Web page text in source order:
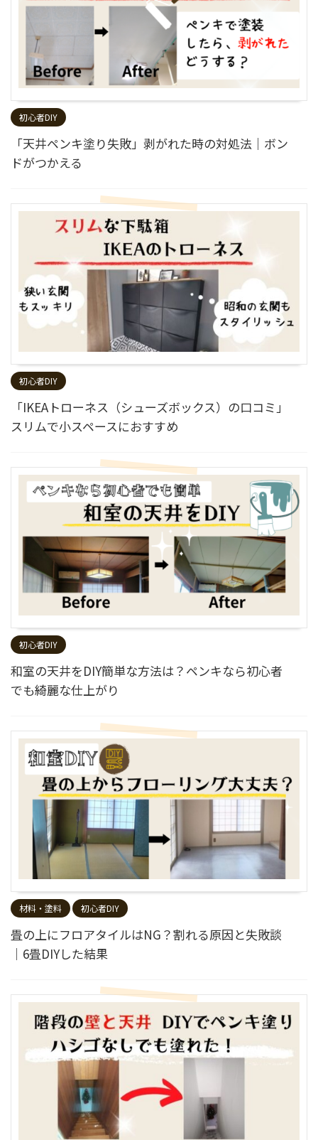
初心者DIY
「天井ペンキ塗り失敗」剥がれた時の対処法｜ボン
ドがつかえる
初心者DIY
「IKEAトローネス（シューズボックス）の口コミ」
スリムで小スペースにおすすめ
初心者DIY
和室の天井をDIY簡単な方法は？ペンキなら初心者
でも綺麗な仕上がり
材料・塗料 初心者DIY
畳の上にフロアタイルはNG？割れる原因と失敗談
｜6畳DIYした結果